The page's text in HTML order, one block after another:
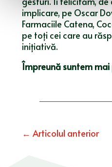
implicare, pe Oscar
Farmaciile Catena,
pe toți cei care au
inițiativă.
Împreună suntem mai
← Articolul anterior